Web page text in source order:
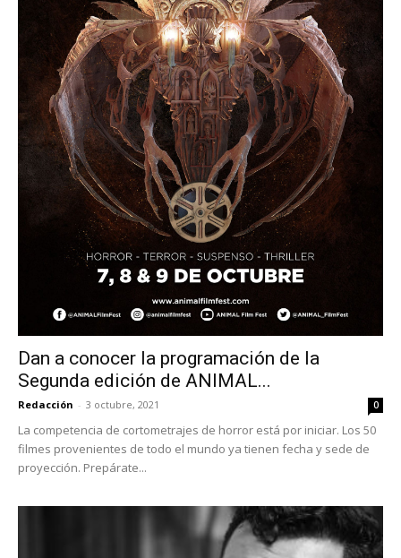
Dan a conocer la programación de la
Segunda edición de ANIMAL...
Redacción - 3 octubre, 2021 0
La competencia de cortometrajes de horror está por iniciar. Los 50
filmes provenientes de todo el mundo ya tienen fecha y sede de
proyección. Prepárate...